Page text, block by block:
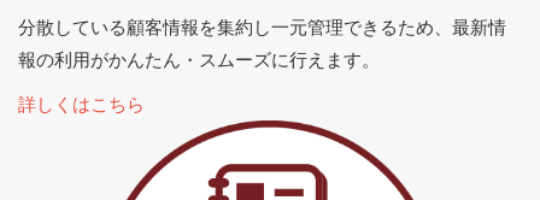
分散している顧客情報を集約し一元管理できるため、最新情
報の利用がかんたん・スムーズに行えます。
詳しくはこちら